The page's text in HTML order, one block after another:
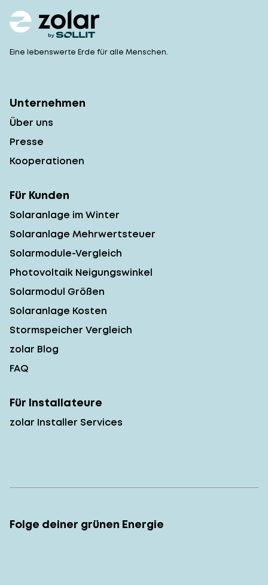
Eine lebenswerte Erde für alle Menschen.
Unternehmen
Über uns
Presse
Kooperationen
Für Kunden
Solaranlage im Winter
Solaranlage Mehrwertsteuer
Solarmodule-Vergleich
Photovoltaik Neigungswinkel
Solarmodul Größen
Solaranlage Kosten
Stormspeicher Vergleich
zolar Blog
FAQ
Für Installateure
zolar Installer Services
Folge deiner grünen Energie